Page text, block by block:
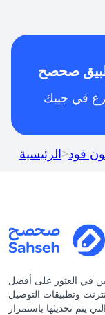
صحصح
في جيبك
الرئيسية>فود
في العثور على أفضل
وتطبيقات التوصيل